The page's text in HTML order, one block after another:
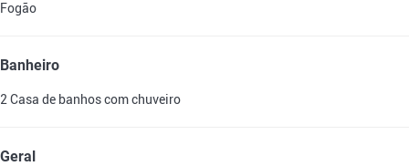
Fogão
Banheiro
2 Casa de banhos com chuveiro
Geral